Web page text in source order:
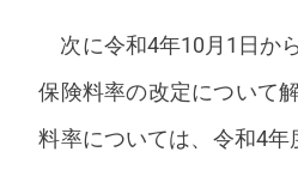
次に令和4年10月1日か
保険料率の改定について
料率については、令和4